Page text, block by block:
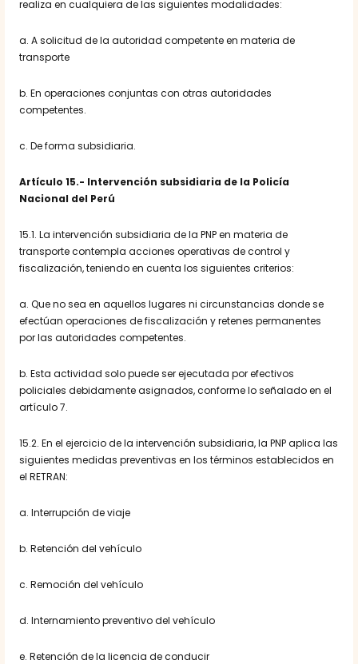
realiza en cualquiera de las siguientes modalidades:
a. A solicitud de la autoridad competente en materia de
transporte
b. En operaciones conjuntas con otras autoridades
competentes.
c. De forma subsidiaria.
Artículo 15.- Intervención subsidiaria de la Policía
Nacional del Perú
15.1. La intervención subsidiaria de la PNP en materia de
transporte contempla acciones operativas de control y
fiscalización, teniendo en cuenta los siguientes criterios:
a. Que no sea en aquellos lugares ni circunstancias donde se
efectúan operaciones de fiscalización y retenes permanentes
por las autoridades competentes.
b. Esta actividad solo puede ser ejecutada por efectivos
policiales debidamente asignados, conforme lo señalado en el
artículo 7.
15.2. En el ejercicio de la intervención subsidiaria, la PNP aplica las
siguientes medidas preventivas en los términos establecidos en
el RETRAN:
a. Interrupción de viaje
b. Retención del vehículo
c. Remoción del vehículo
d. Internamiento preventivo del vehículo
e. Retención de la licencia de conducir